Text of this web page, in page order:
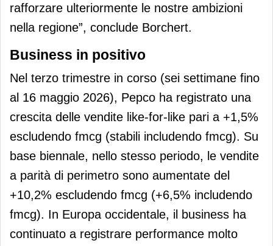
rafforzare ulteriormente le nostre ambizioni
nella regione”, conclude Borchert.
Business in positivo
Nel terzo trimestre in corso (sei settimane fino
al 16 maggio 2026), Pepco ha registrato una
crescita delle vendite like-for-like pari a +1,5%
escludendo fmcg (stabili includendo fmcg). Su
base biennale, nello stesso periodo, le vendite
a parità di perimetro sono aumentate del
+10,2% escludendo fmcg (+6,5% includendo
fmcg). In Europa occidentale, il business ha
continuato a registrare performance molto